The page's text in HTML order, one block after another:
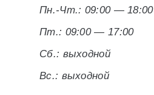
Пн.-Чт.: 09:00 — 18:00
Пт.: 09:00 — 17:00
Сб.: выходной
Вс.: выходной